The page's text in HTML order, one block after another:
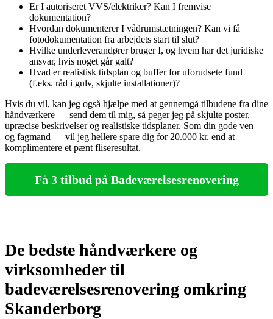
Er I autoriseret VVS/elektriker? Kan I fremvise
dokumentation?
Hvordan dokumenterer I vådrums­tætningen? Kan vi få
fotodokumentation fra arbejdets start til slut?
Hvilke underleverandører bruger I, og hvem har det juridiske
ansvar, hvis noget går galt?
Hvad er realistisk tidsplan og buffer for uforudsete fund
(f.eks. råd i gulv, skjulte installationer)?
Hvis du vil, kan jeg også hjælpe med at gennemgå tilbudene fra dine
håndværkere — send dem til mig, så peger jeg på skjulte poster,
upræcise beskrivelser og realistiske tidsplaner. Som din gode ven —
og fagmand — vil jeg hellere spare dig for 20.000 kr. end at
komplimentere et pænt fliseresultat.
Få 3 tilbud på Badeværelsesrenovering
De bedste håndværkere og
virksomheder til
badeværelsesrenovering omkring
Skanderborg